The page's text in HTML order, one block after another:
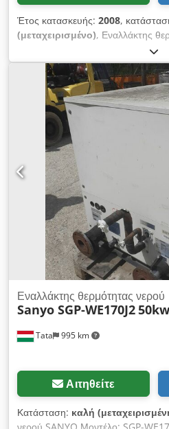
Έτος κατασκευής: 2008,
(μεταχειρισμένο), Εναλλάκτης
7,41 l 4,8 nm³ 800 kW APV H17
πλακών /ct2227/ Dsdpfswx Hz
APV Τύπος: H17 MGJ 10.1 Έτος
μεταφοράς θερμότητας: 4,08 nm³
Πλάτος: 340 mm Ύψος: 1050
Βάθος: 60 cm Σύνδεση σωλήνων:
Χωρητικότητα: Πρωτεύον: 7,41
Μέγ. πίεση: 10 bar Δοκιμαστική
θερμοκρασία: 110 °C Συνδέσεις
χάλυβα.
Tata 995 km
Εναλλάκτης θερμότητας νερού
Sanyo SGP-WE170J250kw
Αιτηθείτε
Κατάσταση: καλή